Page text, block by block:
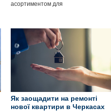
асортиментом для
Як заощадити на ремонті
нової квартири в Черкасах